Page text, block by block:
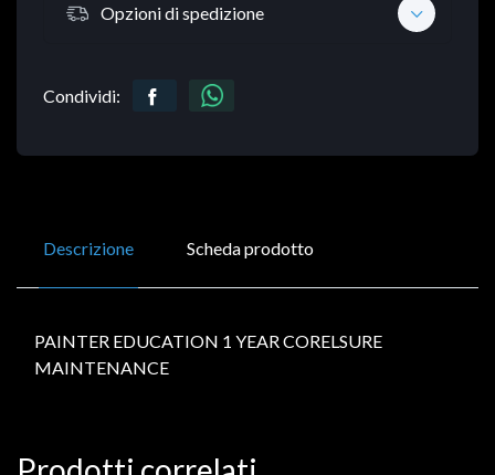
Opzioni di spedizione
Condividi:
Descrizione Scheda prodotto
PAINTER EDUCATION 1 YEAR CORELSURE
MAINTENANCE